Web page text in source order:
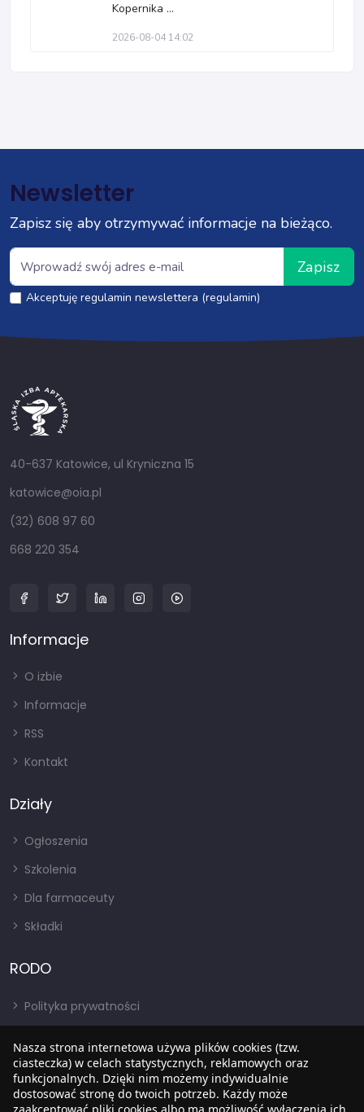
Kopernika ...
2026-08-04 14:02
Newsletter
Zapisz się aby otrzymywać informacje na bieżąco.
Zapisz
Akceptuję regulamin newslettera (regulamin)
40-637 Katowice, ul Kryniczna 15
katowice@oia.pl
(32) 608 97 60
668 220 354
Informacje
O izbie
Informacje
RSS
Kontakt
Działy
Ogłoszenia
Szkolenia
Dla farmaceuty
Składki
RODO
Polityka prywatności
RODO
BIP
Nasza strona internetowa używa plików cookies (tzw.
ciasteczka) w celach statystycznych, reklamowych oraz
funkcjonalnych. Dzięki nim możemy indywidualnie
dostosować stronę do twoich potrzeb. Każdy może